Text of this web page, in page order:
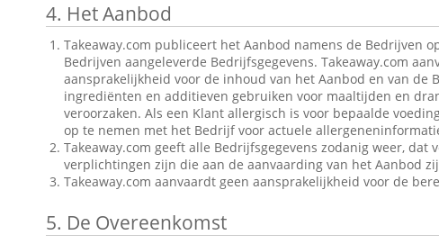
4. Het Aanbod
Takeaway.com publiceert het Aanbod namens de Bedrijven
Bedrijven aangeleverde Bedrijfsgegevens. Takeaway.com
aansprakelijkheid voor de inhoud van het Aanbod en van de
ingrediënten en additieven gebruiken voor maaltijden en
veroorzaken. Als een Klant allergisch is voor bepaalde
op te nemen met het Bedrijf voor actuele
Takeaway.com geeft alle Bedrijfsgegevens zodanig weer,
verplichtingen zijn die aan de aanvaarding van het Aanbod
Takeaway.com aanvaardt geen aansprakelijkheid voor de
5. De Overeenkomst